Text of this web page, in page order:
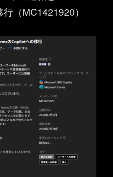
（MC1421920）